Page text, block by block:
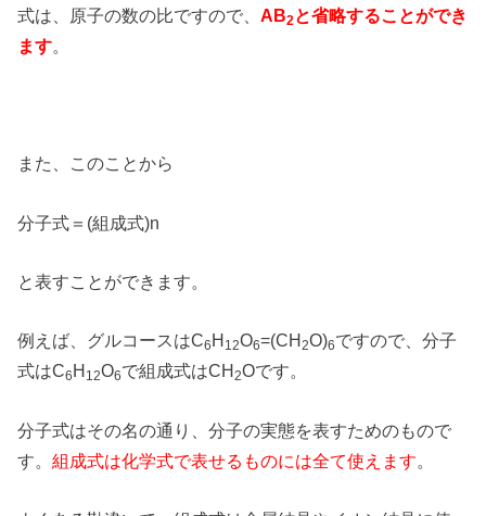
式は、原子の数の比ですので、 AB2 と省略することができ
ます
また、このことから
分子式＝(組成式)n
と表すことができます。
例えば、グルコースはC6H12O6=(CH2O)6ですので、分子
式はC6H12O6で組成式はCH2Oです。
分子式はその名の通り、分子の実態を表すためのもので
す。組成式は化学式で表せるものには全て使えます。